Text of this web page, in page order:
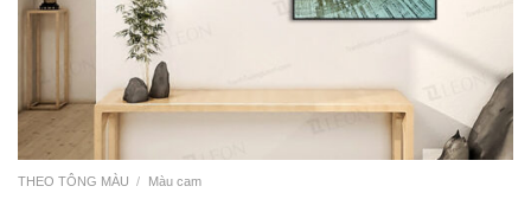
THEO TÔNG MÀU / Màu cam